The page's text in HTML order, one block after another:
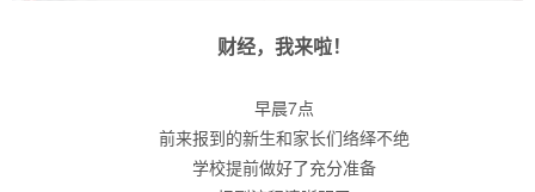
财经，我来啦！
早晨7点
前来报到的新生和家长们络绎不绝
学校提前做好了充分准备